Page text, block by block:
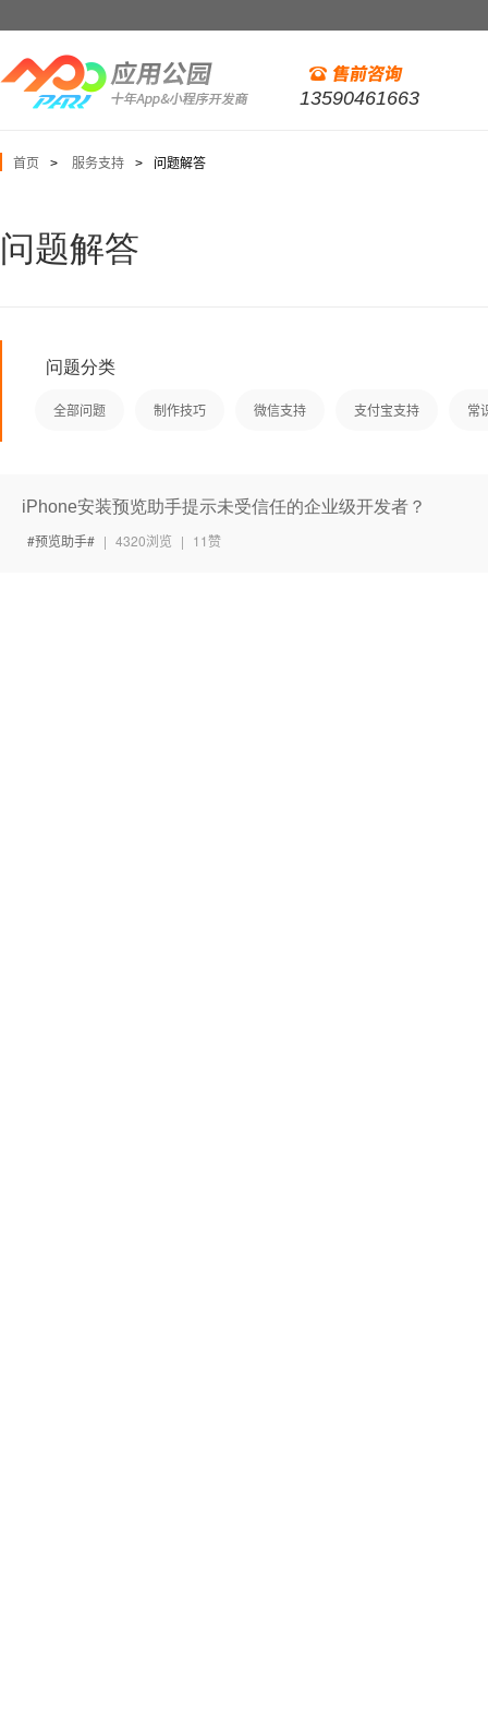
13590461663
首页 > 服务支持 > 问题解答
问题解答
问题分类
全部问题 制作技巧 微信支持 支付宝支持 常
iPhone安装预览助手提示未受信任的企业级开发者？
预览助手
| 4320浏览 | 11赞